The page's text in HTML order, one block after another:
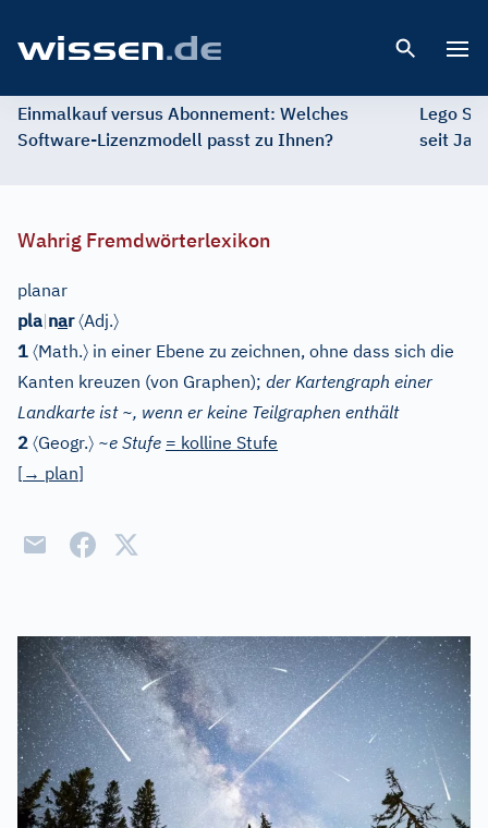
Einmalkauf versus Abonnement: Welches
Software-Lizenzmodell passt zu Ihnen?
Lego
seit
Wahrig Fremdwörterlexikon
planar
pla|nar 〈Adj.〉
1 〈Math.〉 in einer Ebene zu zeichnen, ohne dass sich die
Kanten kreuzen (von Graphen); der Kartengraph einer
Landkarte ist ~, wenn er keine Teilgraphen enthält
2 〈Geogr.〉 ~e Stufe = kolline Stufe
[→ plan]